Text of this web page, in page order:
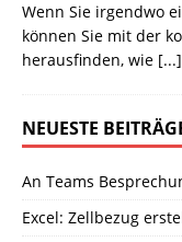
Wenn Sie irgendwo
können Sie mit der
herausfinden, wie [...]
NEUESTE
An Teams
Excel: Zellbezug